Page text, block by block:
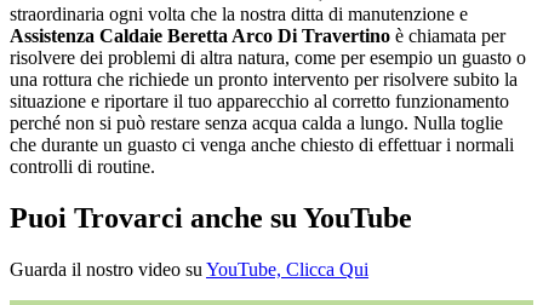
straordinaria ogni volta che la nostra ditta di manutenzione e
Assistenza Caldaie Beretta Arco Di Travertino è chiamata per
risolvere dei problemi di altra natura, come per esempio un guasto o
una rottura che richiede un pronto intervento per risolvere subito la
situazione e riportare il tuo apparecchio al corretto funzionamento
perché non si può restare senza acqua calda a lungo. Nulla toglie
che durante un guasto ci venga anche chiesto di effettuar i normali
controlli di routine.
Puoi Trovarci anche su YouTube
Guarda il nostro video su YouTube, Clicca Qui